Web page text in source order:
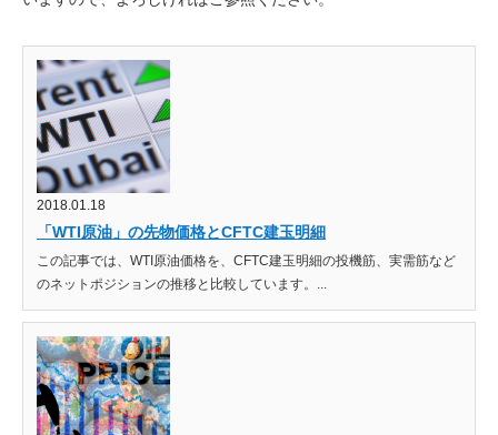
2018.01.18
「WTI原油」の先物価格とCFTC建玉明細
この記事では、WTI原油価格を、CFTC建玉明細の投機筋、実需筋など
のネットポジションの推移と比較しています。...